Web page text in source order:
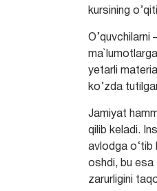
kursining
O’quvchilarni
yetarli
ko’zda
Jamiyat
qilib keladi.
avlodga o‘tib
oshdi, bu esa
zarurligini